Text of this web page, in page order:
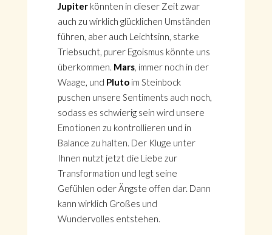
Jupiterkönnten in dieser Zeit zwar
auch zu wirklich glücklichen Umständen
führen, aber auch Leichtsinn, starke
Triebsucht, purer Egoismus könnte uns
überkommen. Mars, immer noch in der
Waage, und Plutoim Steinbock
puschen unsere Sentiments auch noch,
sodass es schwierig sein wird unsere
Emotionen zu kontrollieren und in
Balance zu halten. Der Kluge unter
Ihnen nutzt jetzt die Liebe zur
Transformation und legt seine
Gefühlen oder Ängste offen dar. Dann
kann wirklich Großes und
Wundervolles entstehen.